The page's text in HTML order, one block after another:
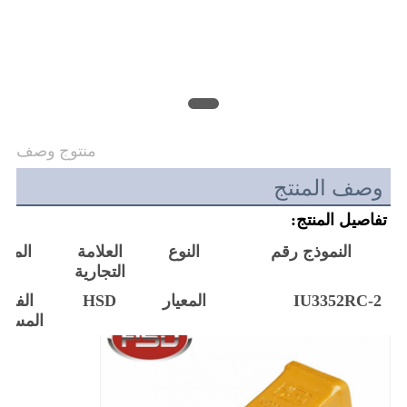
منتوج وصف
وصف المنتج
تفاصيل المنتج:
النموذج رقم
النوع
العلامة
التجارية
IU3352RC-2 المعيار HSD